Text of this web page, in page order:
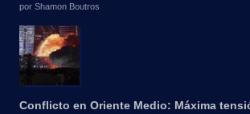
por Shamon Boutros
Conflicto en Oriente Medio: Máxima